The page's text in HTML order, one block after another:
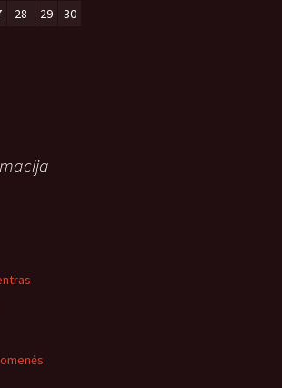
28 29
30